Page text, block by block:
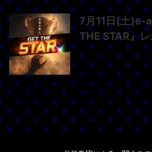
7月11日(土)e-
THE STAR』